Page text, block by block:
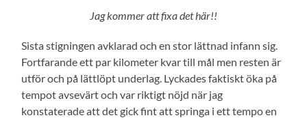
Jag kommer att fixa det här!!
Sista stigningen avklarad och en stor lättnad infann sig.
Fortfarande ett par kilometer kvar till mål men resten är
utför och på lättlöpt underlag. Lyckades faktiskt öka på
tempot avsevärt och var riktigt nöjd när jag
konstaterade att det gick fint att springa i ett tempo en